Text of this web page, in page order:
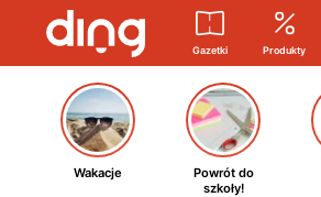
Gazetki Produkty
Wakacje
Powrót do
szkoły!